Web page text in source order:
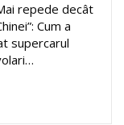
repede decât
Cum a
supercarul